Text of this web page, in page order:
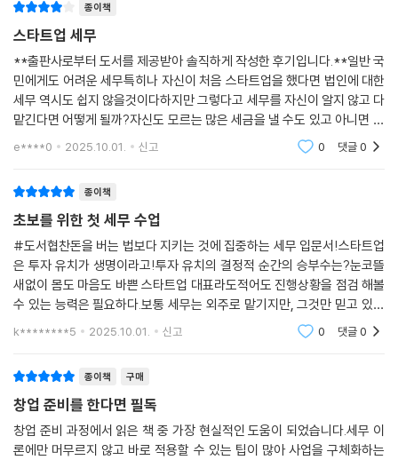
다. 하지만 근로계약서 작성, 해고, 징계와 같은 노동법의 해석과 적용에 관
한 사항은 노무사만 할 수 있는 고유한 업무 영역이다. 초기 스타트업의 경
우 다양한 분야의 전문가를 만날 기회가 부족할 수 있다. 따라서 노무 문제
나 주주 간 문제 등 법률 전반적인 사항을 세무사에게 문의하기도 한다. 물
론 세무사에게 답변을 받을 수도 있겠지만, 다양한 법적 리스크를 방지하
기 위해 해당 분야의 전문가에게 문의해야 한다. 그렇다면 동일한 수수료
를 내고 세무사를 200% 활용할 수 있는 방법은 무엇일까?
개인사업을 운영하는 대표의 소득은 열거된 소득 중 사업소득에 해당하여
소득세가 과세된다. 따라서 소득세 과세 방식을 이해할 필요가 있다. 또한
법인을 운영하는 대표도 소득세를 이해할 필요가 있다. 법인에서 개인에게
소득이 지급되면 소득세가 적용되기 때문이다. 법인이 직원을 고용하면 근
로소득을 지급해야 하고, 외부 전문가에게 용역을 의뢰하면 사업소득 혹은
기타소득을 지급해야 한다. 대표 본인도 법인의 근로자이기에 급여를 받으
면 근로소득이 발생한다. 또한 지분을 가지고 있어 배당을 받으면 배당소
이해가 필요하다. 소득세에 열거된 총 8개의 소득 중 이자, 배당, 사업, 근
세금을 계산해야 한다.
--- p.53
종이책
스타트업 세무
**출판사로부터 도서를 제공받아 솔직하게 작성한 후기입니다.**일반 국
민에게도 어려운 세무특히나 자신이 처음 스타트업을 했다면 법인에 대한
세무 역시도 쉽지 않을것이다하지만 그렇다고 세무를 자신이 알지 않고 다
맡긴다면 어떻게 될까?자신도 모르는 많은 세금을 낼 수도 있고 아니면 오
히려 세금은 내지 않아 가산금도 낼수도 있는 것이다.혹자는 자신이 잘 하
e****0 2025.10.01. 신고 0 댓글0
종이책
초보를 위한 첫 세무 수업
#도서협찬돈을 버는 법보다 지키는 것에 집중하는 세무 입문서!스타트업
은 투자 유치가 생명이라고!투자 유치의 결정적 순간의 승부수는?눈코뜰
새없이 몸도 마음도 바쁜 스타트업 대표라도적어도 진행상황을 점검 해볼
수 있는 능력은 필요하다.보통 세무는 외주로 맡기지만, 그것만 믿고 있기
에는의도치 않은 어려움이 따를 수 있다.운영자금을 많이 확보할수록 성공
k********5 2025.10.01. 신고 0 댓글0
종이책 구매
창업 준비를 한다면 필독
창업 준비 과정에서 읽은 책 중 가장 현실적인 도움이 되었습니다.세무 이
론에만 머무르지 않고 바로 적용할 수 있는 팁이 많아 사업을 구체화하는